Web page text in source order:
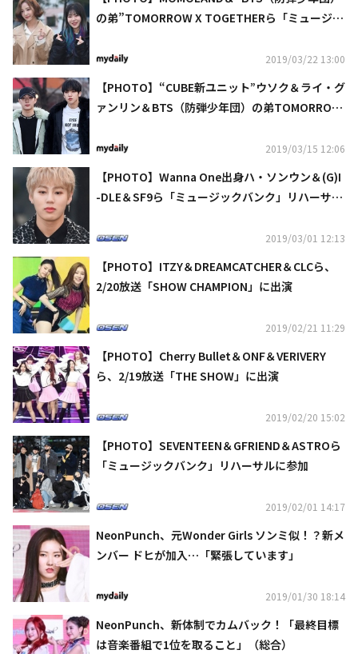
の弟”TOMORROW X TOGETHERら「ミュージッ
2019/03/22 13:00
【PHOTO】“CUBE新ユニット”ウソク＆ライ・グ
ァンリン＆BTS（防弾少年団）の弟TOMORROW
ルに参加
2019/03/15 12:06
【PHOTO】Wanna One出身ハ・ソンウン＆(G)I
-DLE＆SF9ら「ミュージックバンク」リハーサル
2019/03/01 12:13
【PHOTO】ITZY＆DREAMCATCHER＆CLCら、
2/20放送「SHOW CHAMPION」に出演
2019/02/21 11:29
【PHOTO】Cherry Bullet＆ONF＆VERIVERY
ら、2/19放送「THE SHOW」に出演
2019/02/20 15:02
【PHOTO】SEVENTEEN＆GFRIEND＆ASTROら
「ミュージックバンク」リハーサルに参加
2019/02/01 14:17
NeonPunch、元Wonder Girls ソンミ似！？新メ
ンバー ドヒが加入…「緊張しています」
2019/01/30 18:14
NeonPunch、新体制でカムバック！「最終目標
は音楽番組で1位を取ること」（総合）